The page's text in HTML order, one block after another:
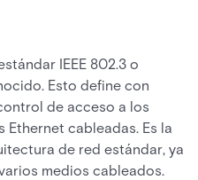
IEEE 802.3 o
Esto define con
de acceso a los
Ethernet cableadas. Es la
de red estándar, ya
medios cableados.